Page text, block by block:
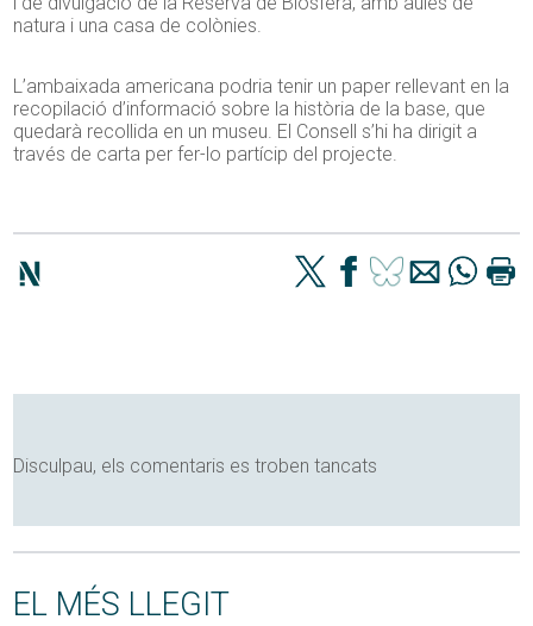
natura i una casa de colònies.
L’ambaixada americana podria tenir un paper rellevant en la
recopilació d’informació sobre la història de la base, que
quedarà recollida en un museu. El Consell s’hi ha dirigit a
través de carta per fer-lo partícip del projecte.
Disculpau, els comentaris es troben tancats
EL MÉS LLEGIT